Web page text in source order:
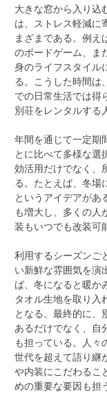
大きな窓から入り込
は、ストレス軽減に
まざまである。例え
のボードゲーム、ま
身のライフスタイル
る。こうした時間は
での日常生活では得
別荘をレンタルする
年間を通じて一定期
とに比べて多様な選
効活用だけでなく、
る。たとえば、冬場
というアイデアがあ
も増大し、多くの人
装もいつでも改装可
利用するシーズンご
い新鮮な雰囲気を演
ば、冬になると暖か
タオル生地を取り入
となる。最終的に、
あるだけでなく、自
も担っている。人々
世代を超えて語り継
や内装にこだわるこ
めの重要な要因も担